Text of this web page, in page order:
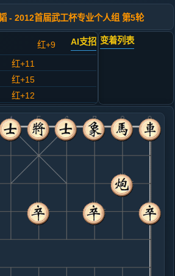
- 2012首届武工杯专业个人组 第5轮
红+9 AI支招
红+11
红+15
红+12
红+11
红+11
红+10
红+7
红+6
红+10
兵五进一
红+12
士４进５
红+8
红+32
变着列表